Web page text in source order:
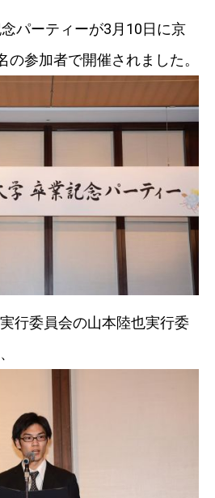
パーティーが3月10日に京
の参加者で開催されました。
行委員会の山本陸也実行委